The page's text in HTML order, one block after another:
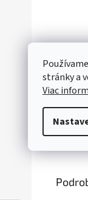
stránky a
Viac